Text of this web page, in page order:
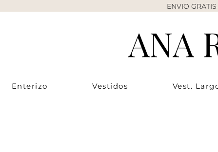
ENVIO
ANA
Enterizo Vestidos Vest.